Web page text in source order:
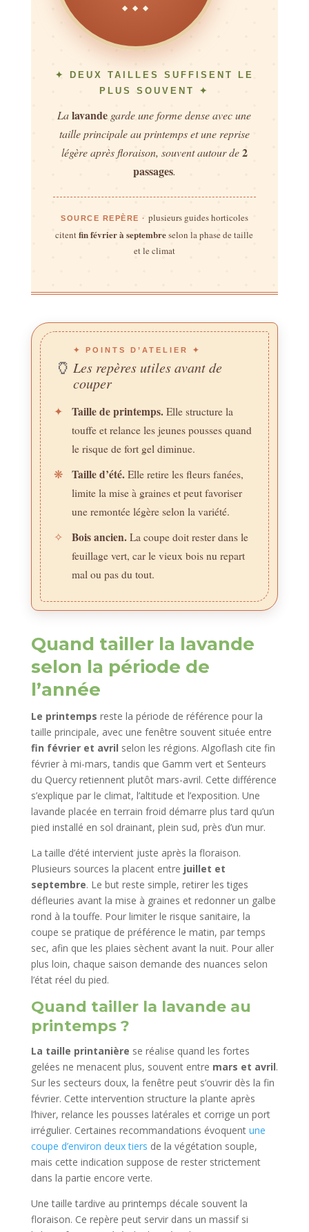
◆ ◆ ◆
✦ DEUX TAILLES SUFFISENT LE
PLUS SOUVENT ✦
Lalavande garde une forme dense avec une
taille principale au printemps et une reprise
légère après floraison, souvent autour de2
passages.
SOURCE REPÈRE · plusieurs guides horticoles
citentfin février à septembreselon la phase de taille
et le climat
🏺
✦ POINTS D’ATELIER ✦
Les repères utiles avant de
couper
✦ Taille de printemps. Elle structure la
touffe et relance les jeunes pousses quand
le risque de fort gel diminue.
❋
Taille d’été. Elle retire les fleurs fanées,
limite la mise à graines et peut favoriser
une remontée légère selon la variété.
✧
Bois ancien. La coupe doit rester dans le
feuillage vert, car le vieux bois nu repart
mal ou pas du tout.
Quand tailler la lavande
selon la période de
l’année
Le printemps reste la période de référence pour la
taille principale, avec une fenêtre souvent située entre
fin février et avril selon les régions. Algoflash cite fin
février à mi-mars, tandis que Gamm vert et Senteurs
du Quercy retiennent plutôt mars-avril. Cette différence
s’explique par le climat, l’altitude et l’exposition. Une
lavande placée en terrain froid démarre plus tard qu’un
pied installé en sol drainant, plein sud, près d’un mur.
La taille d’été intervient juste après la floraison.
Plusieurs sources la placent entre juillet et
septembre. Le but reste simple, retirer les tiges
défleuries avant la mise à graines et redonner un galbe
rond à la touffe. Pour limiter le risque sanitaire, la
coupe se pratique de préférence le matin, par temps
sec, afin que les plaies sèchent avant la nuit. Pour aller
plus loin, chaque saison demande des nuances selon
l’état réel du pied.
Quand tailler la lavande au
printemps ?
La taille printanière se réalise quand les fortes
gelées ne menacent plus, souvent entre mars et avril.
Sur les secteurs doux, la fenêtre peut s’ouvrir dès la fin
février. Cette intervention structure la plante après
l’hiver, relance les pousses latérales et corrige un port
irrégulier. Certaines recommandations évoquent une
coupe d’environ deux tiers de la végétation souple,
mais cette indication suppose de rester strictement
dans la partie encore verte.
Une taille tardive au printemps décale souvent la
floraison. Ce repère peut servir dans un massif si